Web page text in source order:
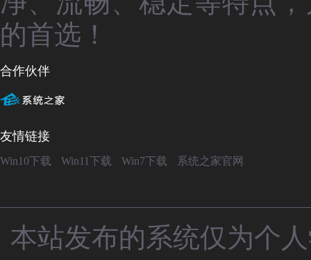
的首选！
合作伙伴
友情链接
Win10下载 Win11下载 Win7下载 系统之家官网
本站发布的系统仅为个